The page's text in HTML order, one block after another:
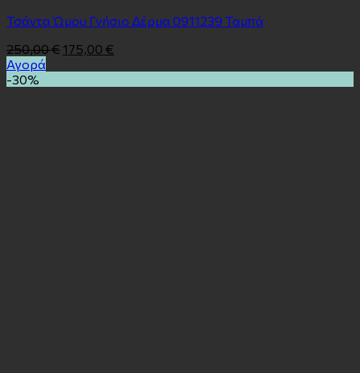
Τσάντα Ώμου Γνήσιο Δέρμα 0911239 Ταμπά
250,00€ 175,00 €
Αγορά
-30%